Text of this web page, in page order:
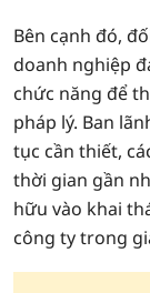
Bên cạnh đó,
doanh nghiệp
chức năng để
pháp lý. Ban
tục cần thiết,
thời gian gần
hữu vào khai
công ty trong